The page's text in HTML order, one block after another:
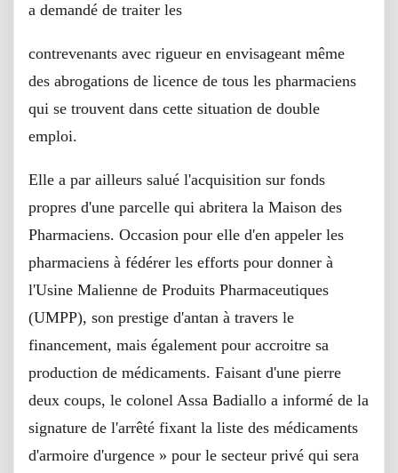
a demandé de traiter les
contrevenants avec rigueur en envisageant même
des abrogations de licence de tous les pharmaciens
qui se trouvent dans cette situation de double
emploi.
Elle a par ailleurs salué l'acquisition sur fonds
propres d'une parcelle qui abritera la Maison des
Pharmaciens. Occasion pour elle d'en appeler les
pharmaciens à fédérer les efforts pour donner à
l'Usine Malienne de Produits Pharmaceutiques
(UMPP), son prestige d'antan à travers le
financement, mais également pour accroitre sa
production de médicaments. Faisant d'une pierre
deux coups, le colonel Assa Badiallo a informé de la
signature de l'arrêté fixant la liste des médicaments
d'armoire d'urgence » pour le secteur privé qui sera